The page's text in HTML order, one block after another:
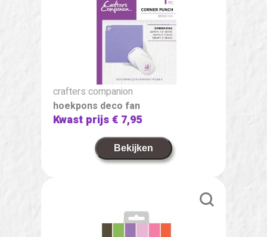
crafters companion
hoekpons deco fan
Kwast prijs€ 7,95
Bekijken